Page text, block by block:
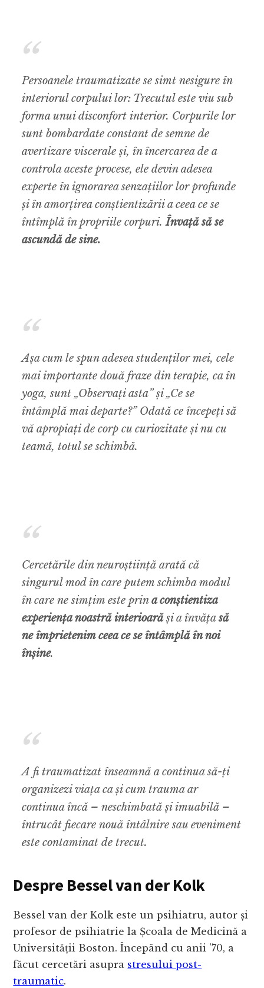
Persoanele traumatizate se simt nesigure în
interiorul corpului lor: Trecutul este viu sub
forma unui disconfort interior. Corpurile lor
sunt bombardate constant de semne de
avertizare viscerale și, în încercarea de a
controla aceste procese, ele devin adesea
experte în ignorarea senzațiilor lor profunde
și în amorțirea conștientizării a ceea ce se
întîmplă în propriile corpuri.Învață să se
ascundă de sine.
Așa cum le spun adesea studenților mei, cele
mai importante două fraze din terapie, ca în
yoga, sunt „Observați asta” și „Ce se
întâmplă mai departe?” Odată ce începeți să
vă apropiați de corp cu curiozitate și nu cu
teamă, totul se schimbă.
Cercetările din neuroștiință arată că
singurul mod în care putem schimba modul
în care ne simțim este prina conștientiza
experiența noastră interioarăși a învățasă
ne împrietenim ceea ce se întâmplă în noi
înșine.
A fi traumatizat înseamnă a continua să-ți
organizezi viața ca și cum trauma ar
continua încă – neschimbată și imuabilă –
întrucât fiecare nouă întâlnire sau eveniment
este contaminat de trecut.
Despre Bessel van der Kolk
Bessel van der Kolk este un psihiatru, autor și
profesor de psihiatrie la Școala de Medicină a
Universității Boston. Începând cu anii ’70, a
făcut cercetări asupra stresului post-
traumatic.